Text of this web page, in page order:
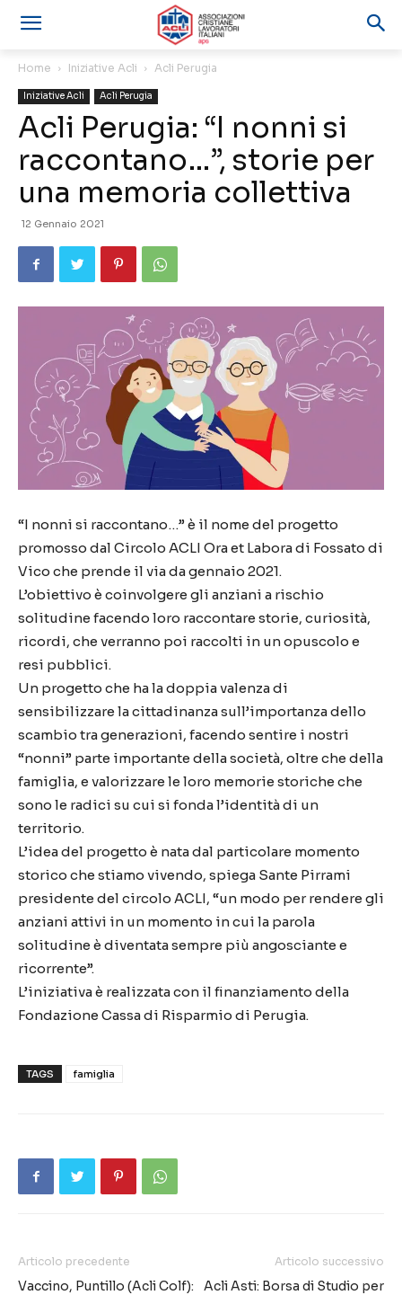
Home Iniziative Acli Acli Perugia
Iniziative Acli Acli Perugia
Acli Perugia: “I nonni si
raccontano…”, storie per
una memoria collettiva
12 Gennaio 2021
“I nonni si raccontano…” è il nome del progetto
promosso dal Circolo ACLI Ora et Labora di Fossato di
Vico che prende il via da gennaio 2021.
L’obiettivo è coinvolgere gli anziani a rischio
solitudine facendo loro raccontare storie, curiosità,
ricordi, che verranno poi raccolti in un opuscolo e
resi pubblici.
Un progetto che ha la doppia valenza di
sensibilizzare la cittadinanza sull’importanza dello
scambio tra generazioni, facendo sentire i nostri
“nonni” parte importante della società, oltre che della
famiglia, e valorizzare le loro memorie storiche che
sono le radici su cui si fonda l’identità di un
territorio.
L’idea del progetto è nata dal particolare momento
storico che stiamo vivendo, spiega Sante Pirrami
presidente del circolo ACLI, “un modo per rendere gli
anziani attivi in un momento in cui la parola
solitudine è diventata sempre più angosciante e
ricorrente”.
L’iniziativa è realizzata con il finanziamento della
Fondazione Cassa di Risparmio di Perugia.
TAGS famiglia
Articolo precedente
Vaccino, Puntillo (Acli Colf):
Articolo successivo
Acli Asti: Borsa di Studio per